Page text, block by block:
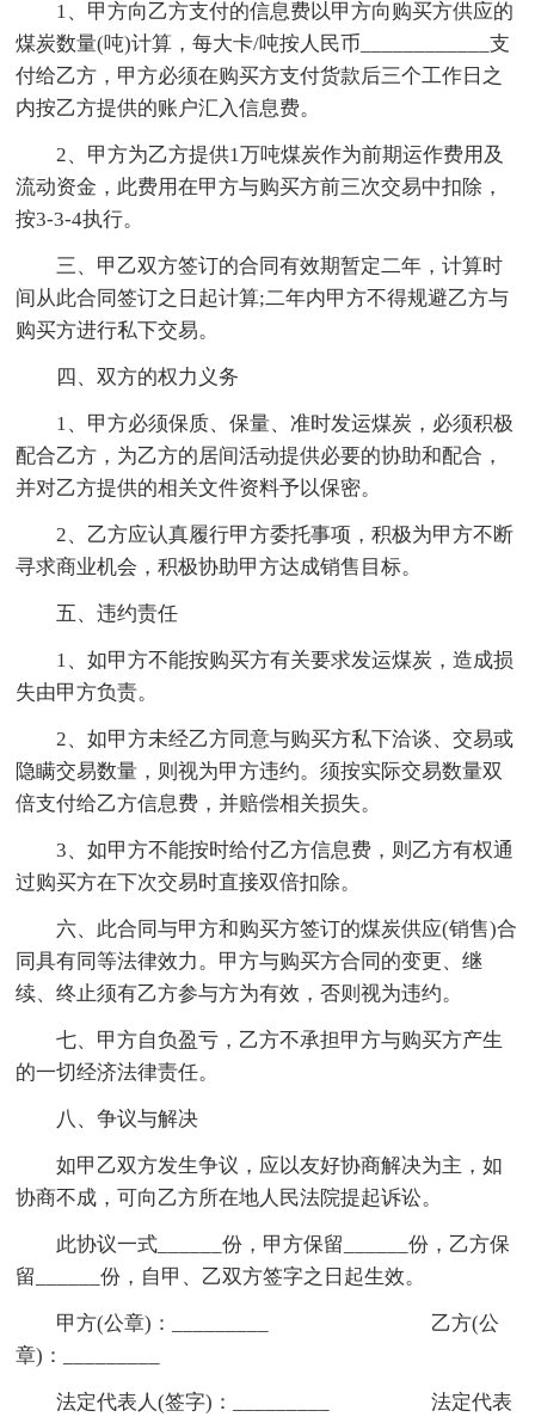
1、甲方向乙方支付的信息费以甲方向购买方供应的
煤炭数量(吨)计算，每大卡/吨按人民币____________支
付给乙方，甲方必须在购买方支付货款后三个工作日之
内按乙方提供的账户汇入信息费。
2、甲方为乙方提供1万吨煤炭作为前期运作费用及
流动资金，此费用在甲方与购买方前三次交易中扣除，
按3-3-4执行。
三、甲乙双方签订的合同有效期暂定二年，计算时
间从此合同签订之日起计算;二年内甲方不得规避乙方与
购买方进行私下交易。
四、双方的权力义务
1、甲方必须保质、保量、准时发运煤炭，必须积极
配合乙方，为乙方的居间活动提供必要的协助和配合，
并对乙方提供的相关文件资料予以保密。
2、乙方应认真履行甲方委托事项，积极为甲方不断
寻求商业机会，积极协助甲方达成销售目标。
五、违约责任
1、如甲方不能按购买方有关要求发运煤炭，造成损
失由甲方负责。
2、如甲方未经乙方同意与购买方私下洽谈、交易或
隐瞒交易数量，则视为甲方违约。须按实际交易数量双
倍支付给乙方信息费，并赔偿相关损失。
3、如甲方不能按时给付乙方信息费，则乙方有权通
过购买方在下次交易时直接双倍扣除。
六、此合同与甲方和购买方签订的煤炭供应(销售)合
同具有同等法律效力。甲方与购买方合同的变更、继
续、终止须有乙方参与方为有效，否则视为违约。
七、甲方自负盈亏，乙方不承担甲方与购买方产生
的一切经济法律责任。
八、争议与解决
如甲乙双方发生争议，应以友好协商解决为主，如
协商不成，可向乙方所在地人民法院提起诉讼。
此协议一式______份，甲方保留______份，乙方保
留______份，自甲、乙双方签字之日起生效。
甲方(公章)：_________ 乙方(公
章)：_________
法定代表人(签字)：_________ 法定代表